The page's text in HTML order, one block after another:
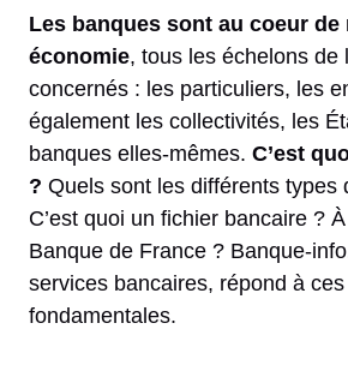
Les banques sont au coeur de
économie, tous les échelons de
concernés : les particuliers, les
également les collectivités, les
banques elles-mêmes. C’est
? Quels sont les différents types
C’est quoi un fichier bancaire ?
Banque de France ? Banque-
services bancaires, répond à
fondamentales.